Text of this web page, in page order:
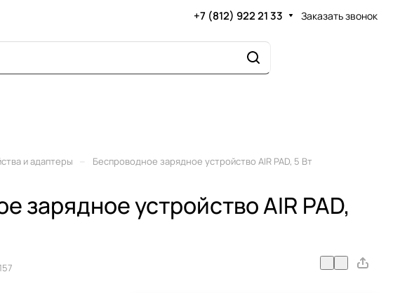
+7 (812) 922 21 33 Заказать звонок
и адаптеры Беспроводное зарядное устройство AIR PAD, 5 Вт
зарядное устройство AIR PAD,